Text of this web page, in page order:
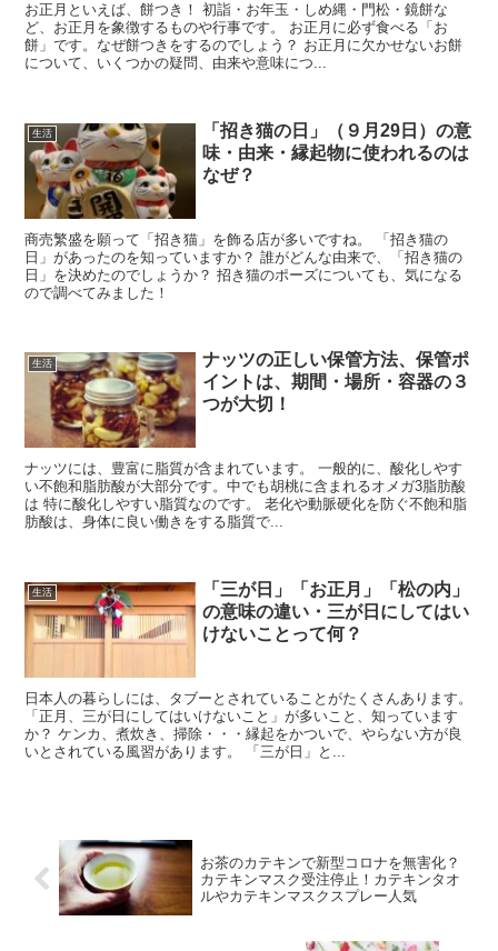
お正月といえば、餅つき！ 初詣・お年玉・しめ縄・門松・鏡餅な
ど、お正月を象徴するものや行事です。 お正月に必ず食べる「お
餅」です。なぜ餅つきをするのでしょう？ お正月に欠かせないお餅
について、いくつかの疑問、由来や意味につ...
生活
「招き猫の日」（９月29日）の意
味・由来・縁起物に使われるのは
なぜ？
商売繁盛を願って「招き猫」を飾る店が多いですね。 「招き猫の
日」があったのを知っていますか？ 誰がどんな由来で、「招き猫の
日」を決めたのでしょうか？ 招き猫のポーズについても、気になる
ので調べてみました！
生活
ナッツの正しい保管方法、保管ポ
イントは、期間・場所・容器の３
つが大切！
ナッツには、豊富に脂質が含まれています。 一般的に、酸化しやす
い不飽和脂肪酸が大部分です。中でも胡桃に含まれるオメガ3脂肪酸
は 特に酸化しやすい脂質なのです。 老化や動脈硬化を防ぐ不飽和脂
肪酸は、身体に良い働きをする脂質で...
生活
「三が日」「お正月」「松の内」
の意味の違い・三が日にしてはい
けないことって何？
日本人の暮らしには、タブーとされていることがたくさんあります。
「正月、三が日にしてはいけないこと」が多いこと、知っています
か？ ケンカ、煮炊き、掃除・・・縁起をかついで、やらない方が良
いとされている風習があります。 「三が日」と...
お茶のカテキンで新型コロナを無害化？
カテキンマスク受注停止！カテキンタオ
ルやカテキンマスクスプレー人気